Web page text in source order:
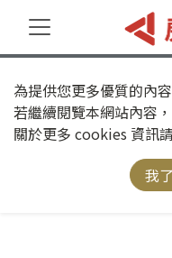
為提供您更多優質的內
若繼續閱覽本網站內容
關於更多 cookies 資訊
我